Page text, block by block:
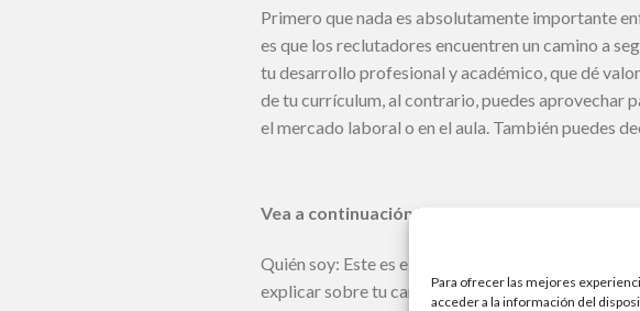
Para ofrecer las mejores
acceder a la información del
Primero que nada es absolutamente importante
es que los reclutadores encuentren un camino a
tu desarrollo profesional y académico, que dé
de tu currículum, al contrario, puedes aprovechar
el mercado laboral o en el aula. También puedes
Vea a continuación los temas más habituales
Quién soy: Este es el más común en las
explicar sobre tu carrera profesional, mostrando